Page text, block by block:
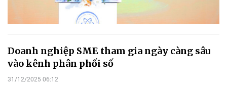
Doanh nghiệp SME tham gia ngày càng sâu
vào kênh phân phối số
31/12/2025 06:12